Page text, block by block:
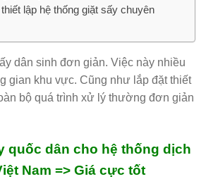
lập hệ thống giặt sấy chuyên
dân sinh đơn giản. Việc này nhiều
gian khu vực. Cũng như lắp đặt thiết
bộ quá trình xử lý thường đơn giản
quốc dân cho hệ thống dịch
Nam => Giá cực tốt